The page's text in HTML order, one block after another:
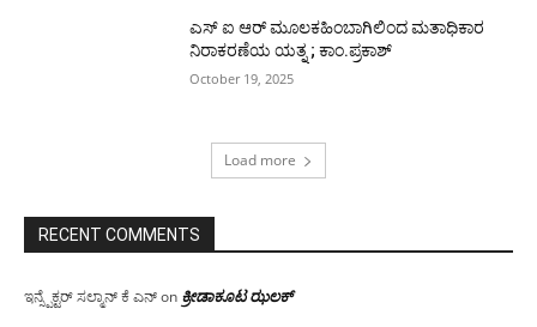
ಎಸ್ ಐ ಆರ್ ಮೂಲಕಹಿಂಬಾಗಿಲಿಂದ ಮತಾಧಿಕಾರ
ನಿರಾಕರಣೆಯ ಯತ್ನ ; ಕಾಂ.ಪ್ರಕಾಶ್
October 19, 2025
Load more
RECENT COMMENTS
ಇನ್ಸ್ಪೆಕ್ಟರ್ ಸಲ್ಮಾನ್ ಕೆ ಎನ್on ಕ್ರೀಡಾಕೂಟ ಝಲಕ್